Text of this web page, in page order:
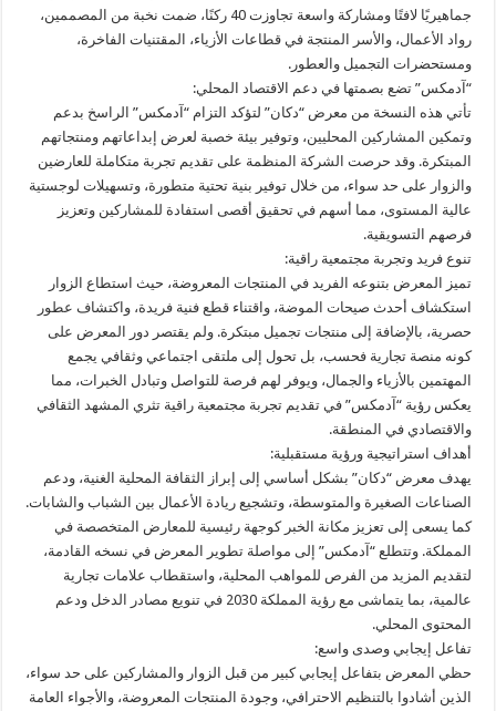
جماهيريًا لافتًا ومشاركة واسعة تجاوزت 40 ركنًا، ضمت نخبة من المصممين،
رواد الأعمال، والأسر المنتجة في قطاعات الأزياء، المقتنيات الفاخرة،
ومستحضرات التجميل والعطور.
“آدمكس” تضع بصمتها في دعم الاقتصاد المحلي:
تأتي هذه النسخة من معرض “دكان” لتؤكد التزام “آدمكس” الراسخ بدعم
وتمكين المشاركين المحليين، وتوفير بيئة خصبة لعرض إبداعاتهم ومنتجاتهم
المبتكرة. وقد حرصت الشركة المنظمة على تقديم تجربة متكاملة للعارضين
والزوار على حد سواء، من خلال توفير بنية تحتية متطورة، وتسهيلات لوجستية
عالية المستوى، مما أسهم في تحقيق أقصى استفادة للمشاركين وتعزيز
فرصهم التسويقية.
تنوع فريد وتجربة مجتمعية راقية:
تميز المعرض بتنوعه الفريد في المنتجات المعروضة، حيث استطاع الزوار
استكشاف أحدث صيحات الموضة، واقتناء قطع فنية فريدة، واكتشاف عطور
حصرية، بالإضافة إلى منتجات تجميل مبتكرة. ولم يقتصر دور المعرض على
كونه منصة تجارية فحسب، بل تحول إلى ملتقى اجتماعي وثقافي يجمع
المهتمين بالأزياء والجمال، ويوفر لهم فرصة للتواصل وتبادل الخبرات، مما
يعكس رؤية “آدمكس” في تقديم تجربة مجتمعية راقية تثري المشهد الثقافي
والاقتصادي في المنطقة.
أهداف استراتيجية ورؤية مستقبلية:
يهدف معرض “دكان” بشكل أساسي إلى إبراز الثقافة المحلية الغنية، ودعم
الصناعات الصغيرة والمتوسطة، وتشجيع ريادة الأعمال بين الشباب والشابات.
كما يسعى إلى تعزيز مكانة الخبر كوجهة رئيسية للمعارض المتخصصة في
المملكة. وتتطلع “آدمكس” إلى مواصلة تطوير المعرض في نسخه القادمة،
لتقديم المزيد من الفرص للمواهب المحلية، واستقطاب علامات تجارية
عالمية، بما يتماشى مع رؤية المملكة 2030 في تنويع مصادر الدخل ودعم
المحتوى المحلي.
تفاعل إيجابي وصدى واسع:
حظي المعرض بتفاعل إيجابي كبير من قبل الزوار والمشاركين على حد سواء،
الذين أشادوا بالتنظيم الاحترافي، وجودة المنتجات المعروضة، والأجواء العامة